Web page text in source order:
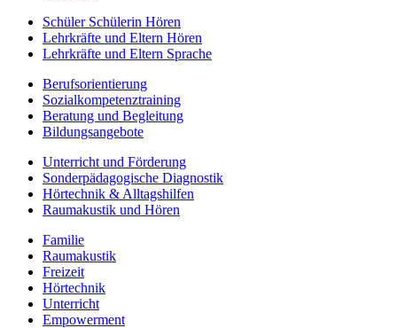
Schüler Schülerin Hören
Lehrkräfte und Eltern Hören
Lehrkräfte und Eltern Sprache
Berufs­orientierung
Sozialkompetenztraining
Beratung und Begleitung
Bildungsangebote
Unterricht und Förderung
Sonderpädagogische Diagnostik
Hörtechnik & Alltagshilfen
Raumakustik und Hören
Familie
Raumakustik
Freizeit
Hörtechnik
Unterricht
Empowerment